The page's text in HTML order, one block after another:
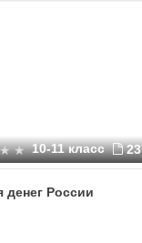
10-11 класс 23
денег России